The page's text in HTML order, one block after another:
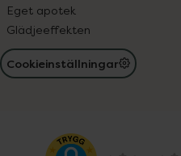
Eget apotek
Glädjeeffekten
Cookieinställningar